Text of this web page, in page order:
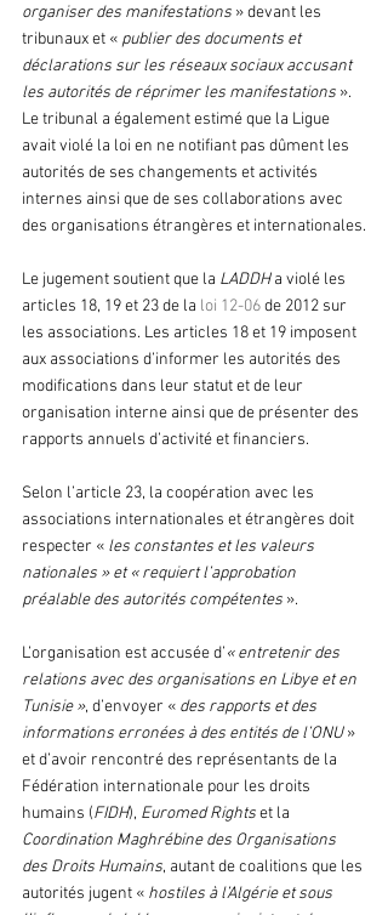
organiser des manifestations » devant les
tribunaux et « publier des documents et
déclarations sur les réseaux sociaux accusant
les autorités de réprimer les manifestations ».
Le tribunal a également estimé que la Ligue
avait violé la loi en ne notifiant pas dûment les
autorités de ses changements et activités
internes ainsi que de ses collaborations avec
des organisations étrangères et internationales.
Le jugement soutient que la LADDH a violé les
articles 18, 19 et 23 de la loi 12-06 de 2012 sur
les associations. Les articles 18 et 19 imposent
aux associations d’informer les autorités des
modifications dans leur statut et de leur
organisation interne ainsi que de présenter des
rapports annuels d’activité et financiers.
Selon l’article 23, la coopération avec les
associations internationales et étrangères doit
respecter « les constantes et les valeurs
nationales » et « requiert l’approbation
préalable des autorités compétentes ».
L’organisation est accusée d’« entretenir des
relations avec des organisations en Libye et en
Tunisie », d’envoyer « des rapports et des
informations erronées à des entités de l’ONU »
et d’avoir rencontré des représentants de la
Fédération internationale pour les droits
humains (FIDH), Euromed Rights et la
Coordination Maghrébine des Organisations
des Droits Humains, autant de coalitions que les
autorités jugent « hostiles à l’Algérie et sous